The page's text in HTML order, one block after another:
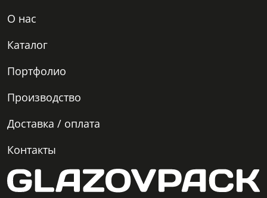
О нас
Каталог
Портфолио
Производство
Доставка / оплата
Контакты